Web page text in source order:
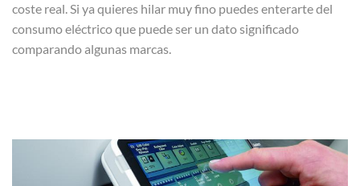
coste real. Si ya quieres hilar muy fino puedes enterarte del
consumo eléctrico que puede ser un dato significado
comparando algunas marcas.